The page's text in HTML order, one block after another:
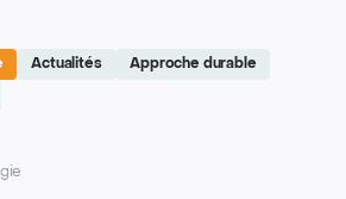
Actualités Approche durable